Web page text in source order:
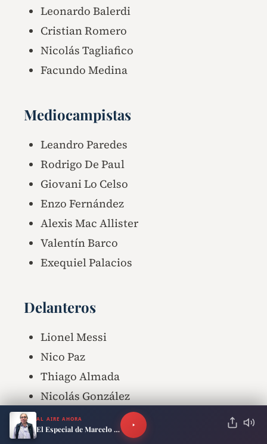
Leonardo Balerdi
Cristian Romero
Nicolás Tagliafico
Facundo Medina
Mediocampistas
Leandro Paredes
Rodrigo De Paul
Giovani Lo Celso
Enzo Fernández
Alexis Mac Allister
Valentín Barco
Exequiel Palacios
Delanteros
Lionel Messi
Nico Paz
Thiago Almada
Nicolás González
Giuliano Simeone
Lautaro Martínez
AL AIRE AHORA
El Especial de Marcelo Neira